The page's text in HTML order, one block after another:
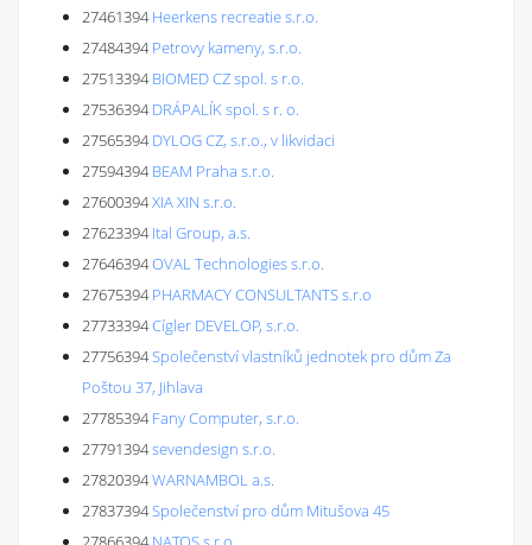
27461394 Heerkens recreatie s.r.o.
27484394 Petrovy kameny, s.r.o.
27513394 BIOMED CZ spol. s r.o.
27536394 DRÁPALÍK spol. s r. o.
27565394 DYLOG CZ, s.r.o., v likvidaci
27594394 BEAM Praha s.r.o.
27600394XIA XIN s.r.o.
27623394 Ital Group, a.s.
27646394OVAL Technologies s.r.o.
27675394 PHARMACY CONSULTANTS s.r.o
27733394Cígler DEVELOP, s.r.o.
27756394Společenství vlastníků jednotek pro dům Za
Poštou 37, Jihlava
27785394 Fany Computer, s.r.o.
27791394sevendesign s.r.o.
27820394WARNAMBOL a.s.
27837394Společenství pro dům Mitušova 45